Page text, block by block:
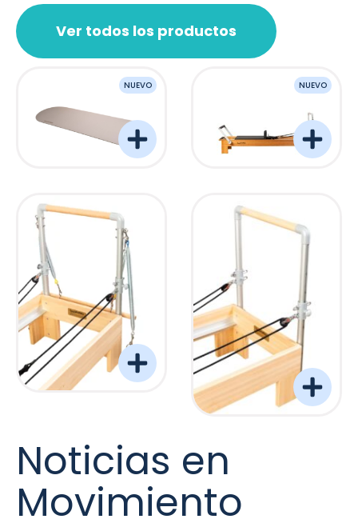
NUEVO NUEVO
Torre Barreformer Monitor Natural Pro
Ver todos los productos
Noticias en
Movimiento